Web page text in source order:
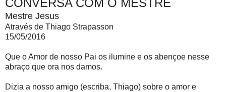
CONVERSA COM O MESTRE
Mestre Jesus
Através de Thiago Strapasson
15/05/2016
Que o Amor de nosso Pai os ilumine e os abençoe nesse
abraço que ora nos damos.
Dizia a nosso amigo (escriba, Thiago) sobre o amor e